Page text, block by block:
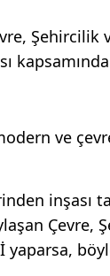
ve
inşası
Çevre,